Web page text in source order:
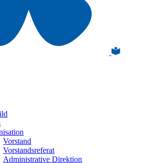
Vorstand
Vorstandsreferat
Administrative Direktion